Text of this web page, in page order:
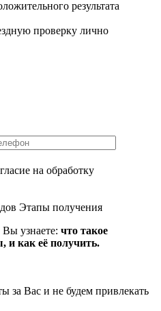
результата
проверку лично
на обработку
Этапы получения
узнаете: что такое
и как её получить.
за Вас и не будем привлекать